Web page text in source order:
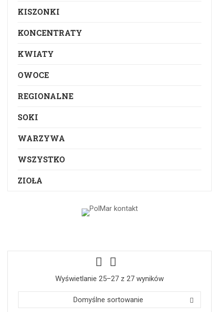
KISZONKI
KONCENTRATY
KWIATY
OWOCE
REGIONALNE
SOKI
WARZYWA
WSZYSTKO
ZIOŁA
Wyświetlanie 25–27 z 27 wyników
Domyślne sortowanie